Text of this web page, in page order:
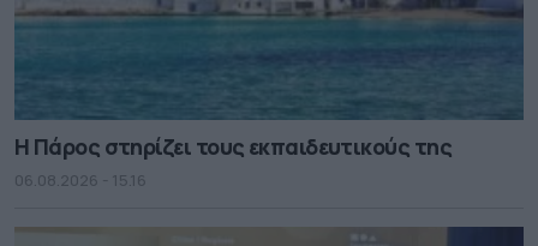
Η Πάρος στηρίζει τους εκπαιδευτικούς της
06.08.2026 - 15.16